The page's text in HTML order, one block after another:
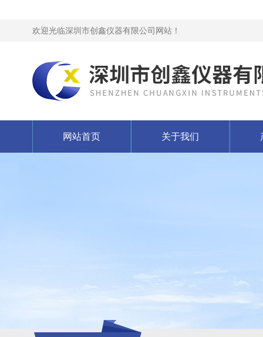
欢迎光临深圳市创鑫仪器有限公司网站！
网站首页 关于我们